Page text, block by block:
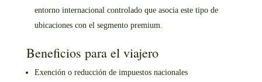
entorno internacional controlado que asocia este tipo de
ubicaciones con el segmento premium.
Beneficios para el viajero
Exención o reducción de impuestos nacionales